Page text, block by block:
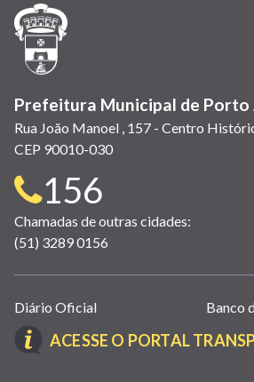
janela)
Prefeitura Municipal de Porto
Rua João Manoel , 157 - Centro
CEP 90010-030
Telefone
para
contato:
156
Chamadas de outras cidades:
(51) 3289 0156
Links
úteis
(abrem
Diário Oficial Banco
ACESSE O PORTAL